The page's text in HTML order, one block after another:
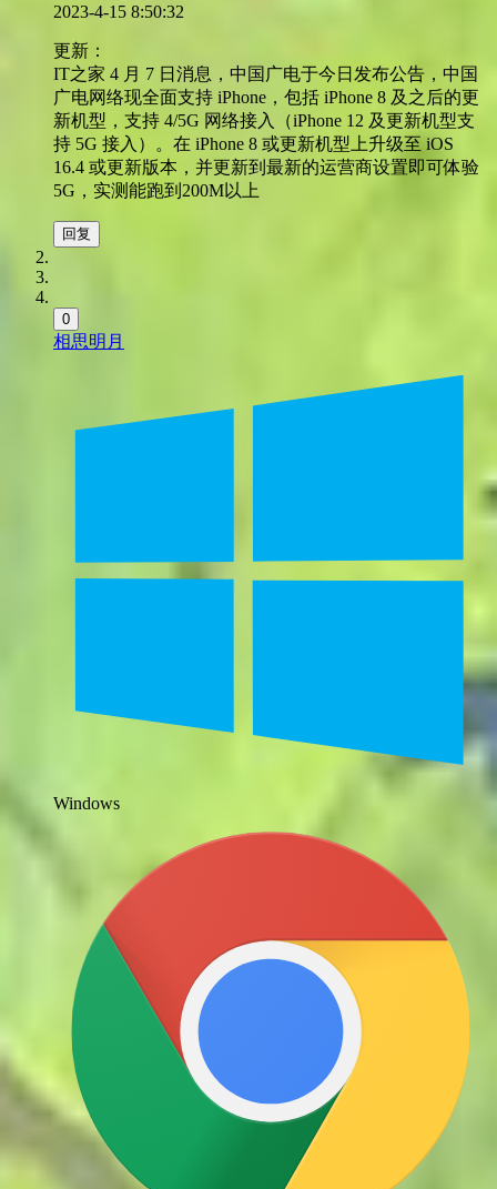
2023-4-15 8:50:32
更新：
IT之家 4 月 7 日消息，中国广电于今日发布公告，中国
广电网络现全面支持 iPhone，包括 iPhone 8 及之后的更
新机型，支持 4/5G 网络接入（iPhone 12 及更新机型支
持 5G 接入）。在 iPhone 8 或更新机型上升级至 iOS
16.4 或更新版本，并更新到最新的运营商设置即可体验
5G，实测能跑到200M以上
回复
0
相思明月
Windows